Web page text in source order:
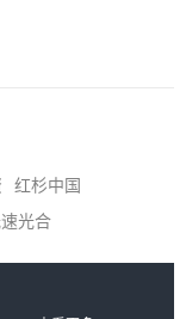
红杉中国
光合